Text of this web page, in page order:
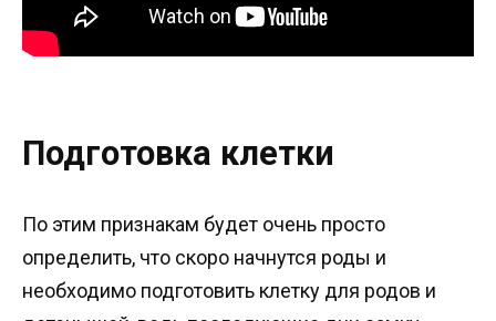
Подготовка клетки
По этим признакам будет очень просто
определить, что скоро начнутся роды и
необходимо подготовить клетку для родов и